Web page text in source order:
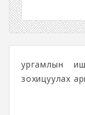
ургамлын
зохицуулах